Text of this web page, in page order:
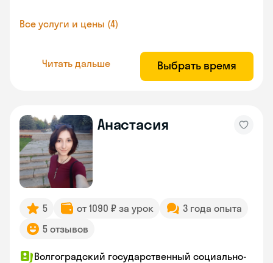
Все услуги и цены (4)
Читать дальше Выбрать время
Анастасия
5 от 1090 ₽ за урок
3 года опыта
5 отзывов
Волгоградский государственный социально-